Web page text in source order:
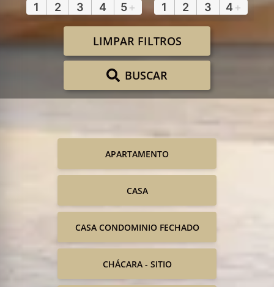
1 2 3 4 5+ 1 2 3 4 +
LIMPAR FILTROS
BUSCAR
APARTAMENTO
CASA
CASA CONDOMINIO FECHADO
CHÁCARA - SITIO